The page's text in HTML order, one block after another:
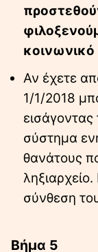
κοινωνικό
Αν έχετε
1/1/2018
σύστημα
θανάτους
σύνθεση
Βήμα 5